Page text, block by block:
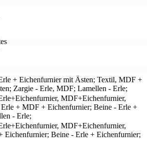
+ Eichenfurnier mit Ästen; Textil, MDF +
Zargie - Erle, MDF; Lamellen - Erle;
MDF+Eichenfurnier,
+ MDF + Eichenfurnier; Beine - Erle +
- Erle;
MDF+Eichenfurnier,
Eichenfurnier; Beine - Erle + Eichenfurnier;